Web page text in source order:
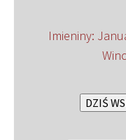
Imieniny:
DZIŚ